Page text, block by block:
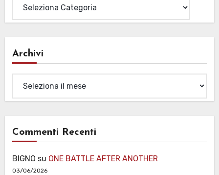
Archivi
Commenti Recenti
BIGNO su ONE BATTLE AFTER ANOTHER
03/06/2026